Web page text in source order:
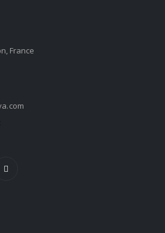
France